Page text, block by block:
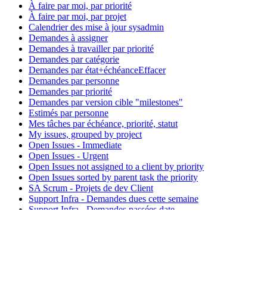
À faire par moi, par priorité
À faire par moi, par projet
Calendrier des mise à jour sysadmin
Demandes à assigner
Demandes à travailler par priorité
Demandes par catégorie
Demandes par état+échéanceEffacer
Demandes par personne
Demandes par priorité
Demandes par version cible "milestones"
Estimés par personne
Mes tâches par échéance, priorité, statut
My issues, grouped by project
Open Issues - Immediate
Open Issues - Urgent
Open Issues not assigned to a client by priority
Open Issues sorted by parent task the priority
SA Scrum - Projets de dev Client
Support Infra - Demandes dues cette semaine
Support Infra - Demandes passées date